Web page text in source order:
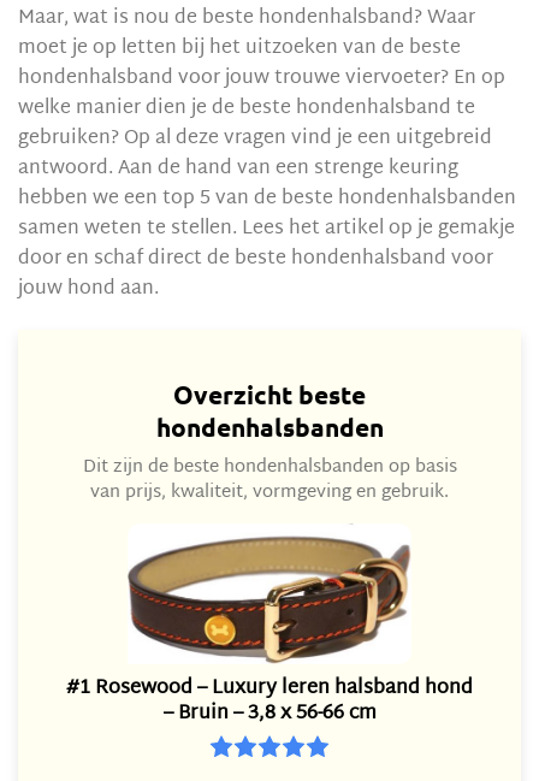
Maar, wat is nou de beste hondenhalsband? Waar
moet je op letten bij het uitzoeken van de beste
hondenhalsband voor jouw trouwe viervoeter? En op
welke manier dien je de beste hondenhalsband te
gebruiken? Op al deze vragen vind je een uitgebreid
antwoord. Aan de hand van een strenge keuring
hebben we een top 5 van de beste hondenhalsbanden
samen weten te stellen. Lees het artikel op je gemakje
door en schaf direct de beste hondenhalsband voor
jouw hond aan.
Overzicht beste
hondenhalsbanden
Dit zijn de beste hondenhalsbanden op basis
van prijs, kwaliteit, vormgeving en gebruik.
#1 Rosewood – Luxury leren halsband hond
– Bruin – 3,8 x 56-66 cm